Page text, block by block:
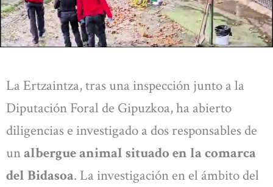
La Ertzaintza, tras una inspección junto a la
Diputación Foral de Gipuzkoa, ha abierto
diligencias e investigado a dos responsables de
unalbergue animal situado en la comarca
del Bidasoa. La investigación en el ámbito del